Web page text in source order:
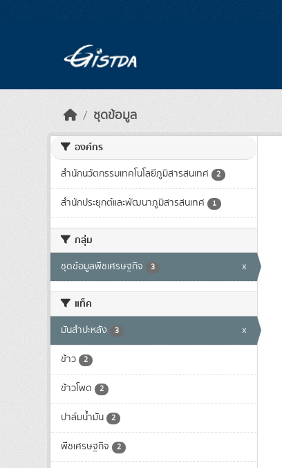
ชุดข้อมูล
องค์กร
สำนักนวัตกรรมเทคโนโลยีภูมิสารสนเทศ 2
สำนักประยุกต์และพัฒนาภูมิสารสนเทศ 1
กลุ่ม
ชุดข้อมูลพืชเศรษฐกิจ 3 x
แท็ค
มันสำปะหลัง 3 x
ข้าว 2
ข้าวโพด 2
ปาล์มน้ำมัน 2
พืชเศรษฐกิจ 2